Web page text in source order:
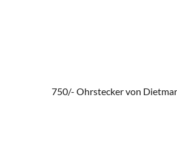
750/- Ohrstecker von